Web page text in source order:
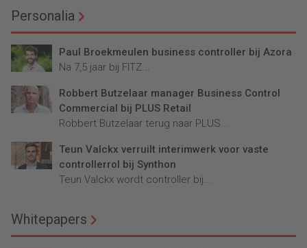
Personalia
Paul Broekmeulen business controller bij Azora
Na 7,5 jaar bij FITZ...
Robbert Butzelaar manager Business Control
Commercial bij PLUS Retail
Robbert Butzelaar terug naar PLUS...
Teun Valckx verruilt interimwerk voor vaste
controllerrol bij Synthon
Teun Valckx wordt controller bij...
Whitepapers